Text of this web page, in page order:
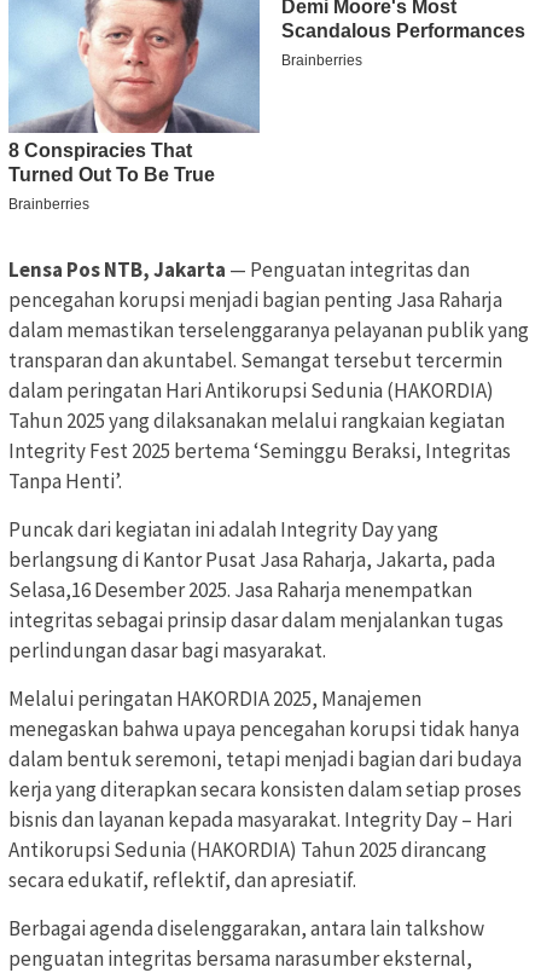
Lensa Pos NTB, Jakarta — Penguatan integritas dan
pencegahan korupsi menjadi bagian penting Jasa Raharja
dalam memastikan terselenggaranya pelayanan publik yang
transparan dan akuntabel. Semangat tersebut tercermin
dalam peringatan Hari Antikorupsi Sedunia (HAKORDIA)
Tahun 2025 yang dilaksanakan melalui rangkaian kegiatan
Integrity Fest 2025 bertema ‘Seminggu Beraksi, Integritas
Tanpa Henti’.
Puncak dari kegiatan ini adalah Integrity Day yang
berlangsung di Kantor Pusat Jasa Raharja, Jakarta, pada
Selasa,16 Desember 2025. Jasa Raharja menempatkan
integritas sebagai prinsip dasar dalam menjalankan tugas
perlindungan dasar bagi masyarakat.
Melalui peringatan HAKORDIA 2025, Manajemen
menegaskan bahwa upaya pencegahan korupsi tidak hanya
dalam bentuk seremoni, tetapi menjadi bagian dari budaya
kerja yang diterapkan secara konsisten dalam setiap proses
bisnis dan layanan kepada masyarakat. Integrity Day – Hari
Antikorupsi Sedunia (HAKORDIA) Tahun 2025 dirancang
secara edukatif, reflektif, dan apresiatif.
Berbagai agenda diselenggarakan, antara lain talkshow
penguatan integritas bersama narasumber eksternal,